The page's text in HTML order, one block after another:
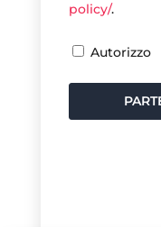
policy/.
Autorizzo